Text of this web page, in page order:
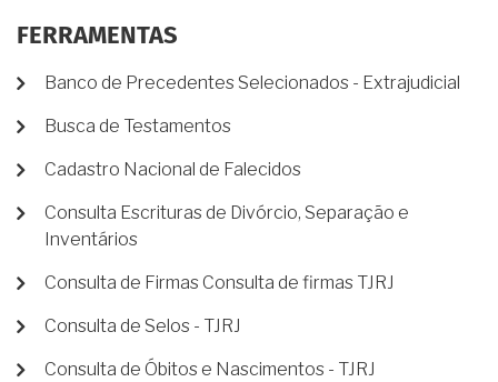
FERRAMENTAS
Banco de Precedentes Selecionados - Extrajudicial
Busca de Testamentos
Cadastro Nacional de Falecidos
Consulta Escrituras de Divórcio, Separação e
Inventários
Consulta de Firmas Consulta de firmas TJRJ
Consulta de Selos - TJRJ
Consulta de Óbitos e Nascimentos - TJRJ